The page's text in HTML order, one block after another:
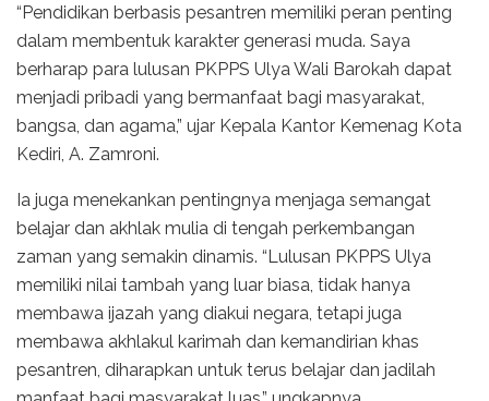
“Pendidikan berbasis pesantren memiliki peran penting
dalam membentuk karakter generasi muda. Saya
berharap para lulusan PKPPS Ulya Wali Barokah dapat
menjadi pribadi yang bermanfaat bagi masyarakat,
bangsa, dan agama,” ujar Kepala Kantor Kemenag Kota
Kediri, A. Zamroni.
Ia juga menekankan pentingnya menjaga semangat
belajar dan akhlak mulia di tengah perkembangan
zaman yang semakin dinamis. “Lulusan PKPPS Ulya
memiliki nilai tambah yang luar biasa, tidak hanya
membawa ijazah yang diakui negara, tetapi juga
membawa akhlakul karimah dan kemandirian khas
pesantren, diharapkan untuk terus belajar dan jadilah